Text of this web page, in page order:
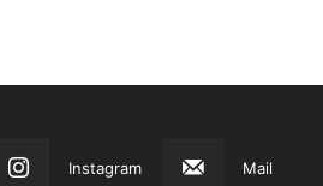
Instagram Mail